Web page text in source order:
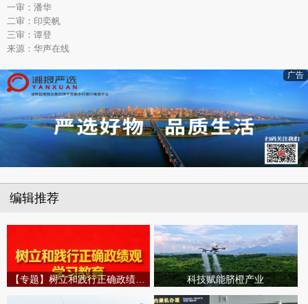
一审：潘华
二审：印奕帆
三审：谭登
来源：华声在线
广告
编辑推荐
【专题】树立和践行正确政绩观学习教育 科技赋能脐橙产业